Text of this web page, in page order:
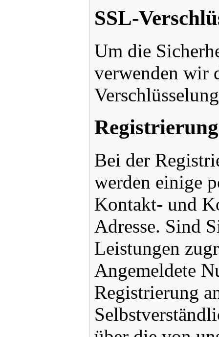
SSL-
Um die
verwenden wir
Bei der
werden einige
Kontakt- und
Adresse. Sind
Leistungen
Angemeldete
Registrierung